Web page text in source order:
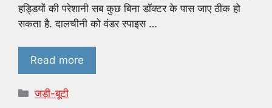
हड्डियों की परेशानी सब कुछ बिना डॉक्टर के पास जाए ठीक हो
सकता है. दालचीनी को वंडर स्पाइस …
Read more
Categories
जड़ी-बूटी